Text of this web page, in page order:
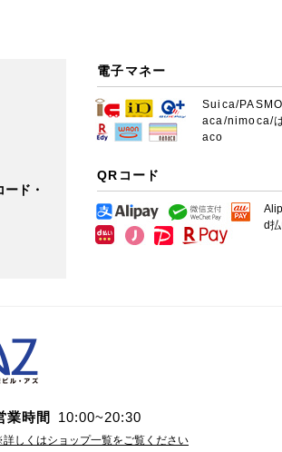
ド・
電子マネー
Suica/
aca/nimoca/
aco
QRコード
d
業時間 10:00~20:30
しくはショップ一覧をご覧ください